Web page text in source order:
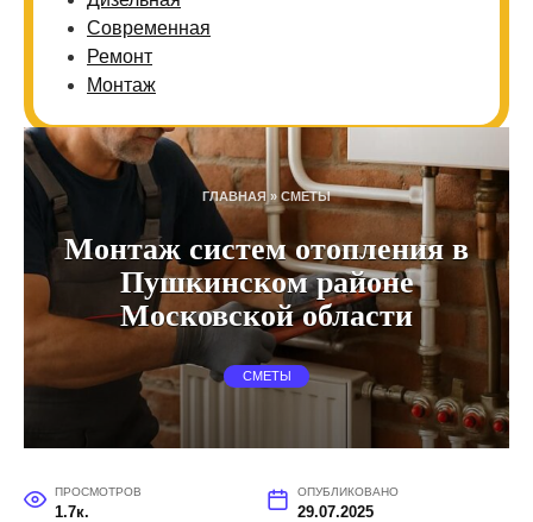
Современная
Ремонт
Монтаж
ГЛАВНАЯ » СМЕТЫ
Монтаж систем отопления в
Пушкинском районе
Московской области
СМЕТЫ
ПРОСМОТРОВ
1.7к.
ОПУБЛИКОВАНО
29.07.2025